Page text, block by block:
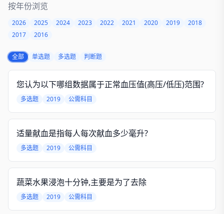
按年份浏览
2026 2025 2024 2023 2022 2021 2020 2019
2018
2017
2016
全部 单选题 多选题 判断题
您认为以下哪组数据属于正常血压值(高压/低压)范围?
多选题 2019 公需科目
适量献血是指每人每次献血多少毫升?
多选题 2019 公需科目
蔬菜水果浸泡十分钟,主要是为了去除
多选题 2019 公需科目